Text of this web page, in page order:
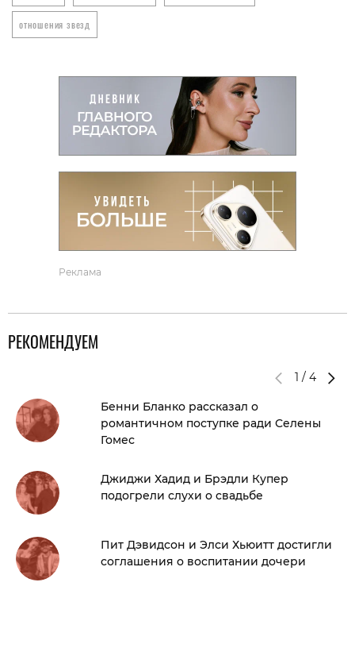
отношения звезд
Реклама
РЕКОМЕНДУЕМ
1 / 4
Бенни Бланко рассказал о
романтичном поступке ради Селены
Гомес
Джиджи Хадид и Брэдли Купер
подогрели слухи о свадьбе
Пит Дэвидсон и Элси Хьюитт достигли
соглашения о воспитании дочери